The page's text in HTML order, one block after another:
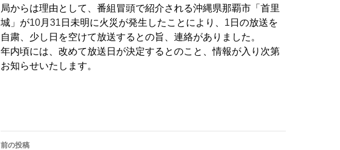
局からは理由として、番組冒頭で紹介される沖縄県那覇市「首里
城」が10月 31 日未明に火災が発生したことにより、 1 日の放送を
自粛、少し日を空けて放送するとの旨、連絡がありました。
年内頃には、改めて放送日が決定するとのこと、情報が入り次第
お知らせいたします。
投
前の投稿